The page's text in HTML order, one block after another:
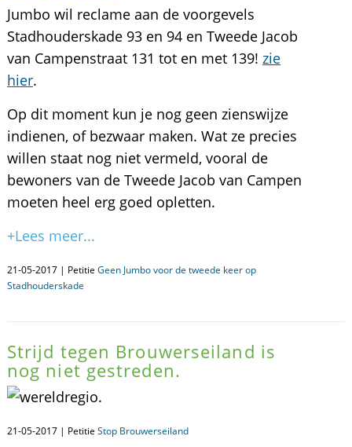
Jumbo wil reclame aan de voorgevels
Stadhouderskade 93 en 94 en Tweede Jacob
van Campenstraat 131 tot en met 139! zie
hier.
Op dit moment kun je nog geen zienswijze
indienen, of bezwaar maken. Wat ze precies
willen staat nog niet vermeld, vooral de
bewoners van de Tweede Jacob van Campen
moeten heel erg goed opletten.
+Lees meer...
21-05-2017 | Petitie Geen Jumbo voor de tweede keer op
Stadhouderskade
Strijd tegen Brouwerseiland is
nog niet gestreden.
.
21-05-2017 | Petitie Stop Brouwerseiland